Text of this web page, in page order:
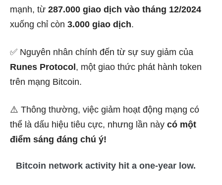
mạnh, từ 287.000 giao dịch vào tháng 12/2024
xuống chỉ còn 3.000 giao dịch.
✅ Nguyên nhân chính đến từ sự suy giảm của
Runes Protocol , một giao thức phát hành token
trên mạng Bitcoin.
⚠️ Thông thường, việc giảm hoạt động mạng có
thể là dấu hiệu tiêu cực, nhưng lần này có một
điểm sáng đáng chú ý!
Bitcoin network activity hit a one-year low.